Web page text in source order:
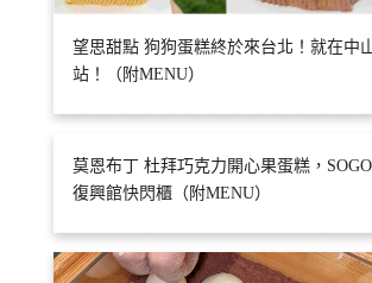
望思甜點 狗狗蛋糕終於來台北！就在中
站！（附MENU）
莫恩布丁 杜拜巧克力開心果蛋糕，SOGO
復興館快閃櫃（附MENU）